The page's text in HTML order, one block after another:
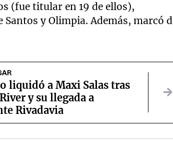
(fue titular en 19 de ellos),
y Olimpia. Además, marcó
liquidó a Maxi Salas tras
y su llegada a
Rivadavia